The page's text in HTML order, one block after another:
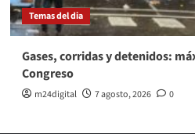
Temas del dia
Gases, corridas y detenidos:
Congreso
m24digital 7 agosto, 2026 0